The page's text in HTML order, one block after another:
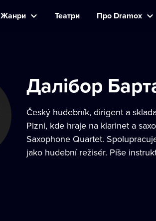
Жанри Театри Прo Dramox
Далібор
Český hudebník, dirigent a
Plzni, kde hraje na klarinet a
Saxophone Quartet.
jako hudební režisér. Píše